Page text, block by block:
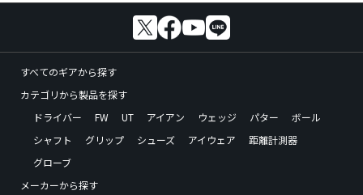
すべてのギアから探す
カテゴリから製品を探す
ドライバー
FW UT アイアン ウェッジ パター
ボール
シャフト
グリップ シューズ アイウェア
距離計測器
グローブ
メーカーから探す